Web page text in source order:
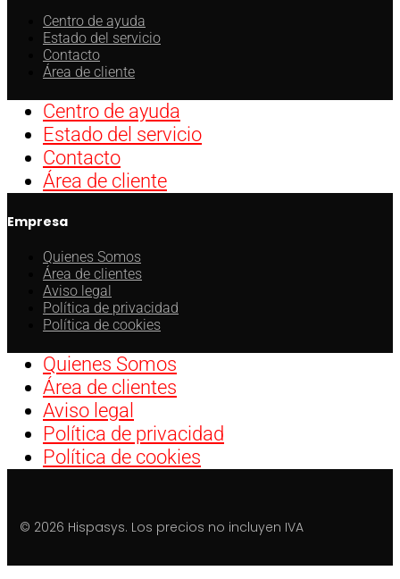
Centro de ayuda
Estado del servicio
Contacto
Área de cliente
Centro de ayuda
Estado del servicio
Contacto
Área de cliente
Empresa
Quienes Somos
Área de clientes
Aviso legal
Política de privacidad
Política de cookies
Quienes Somos
Área de clientes
Aviso legal
Política de privacidad
Política de cookies
© 2026 Hispasys. Los precios no incluyen IVA